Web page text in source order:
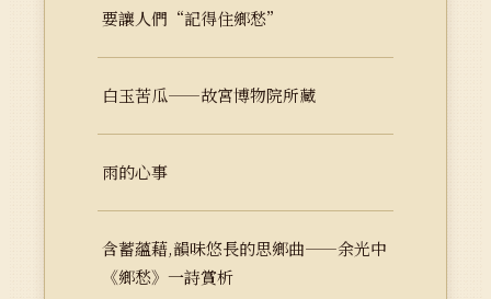
要讓人們“記得住鄉愁”
白玉苦瓜——故宮博物院所藏
雨的心事
含蓄蘊藉,韻味悠長的思鄉曲——余光中
《鄉愁》一詩賞析